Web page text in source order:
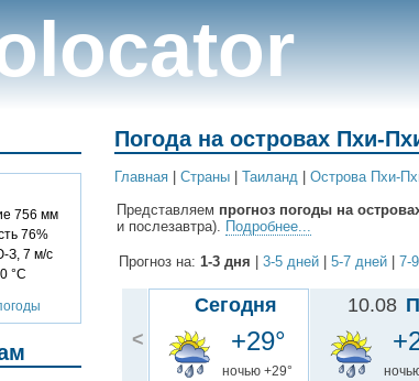
756 мм
76%
З, 7 м/с
°C
Погода на островах Пхи-
Главная Cтраны Таиланд
Острова Пхи-
Представляем прогноз погоды на
и послезавтра). Подробнее...
Прогноз на: 1-3 дня 3-5 дней 5-7 дней 7-
<
Сегодня
+29°
ночью +29°
10.08